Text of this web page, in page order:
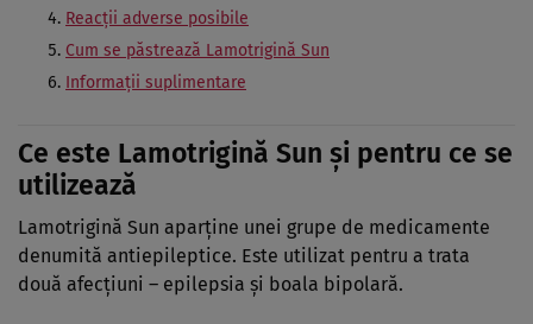
Reacţii adverse posibile
Cum se păstrează Lamotrigină Sun
Informaţii suplimentare
Ce este Lamotrigină Sun şi pentru ce se
utilizează
Lamotrigină Sun aparţine unei grupe de medicamente
denumită antiepileptice. Este utilizat pentru a trata
două afecţiuni – epilepsia şi boala bipolară.